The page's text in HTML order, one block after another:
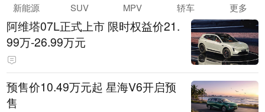
新能源 SUV MPV 轿车 更多
阿维塔07L正式上市 限时权益价21.
99万-26.99万元
预售价10.49万元起 星海V6开启预
售